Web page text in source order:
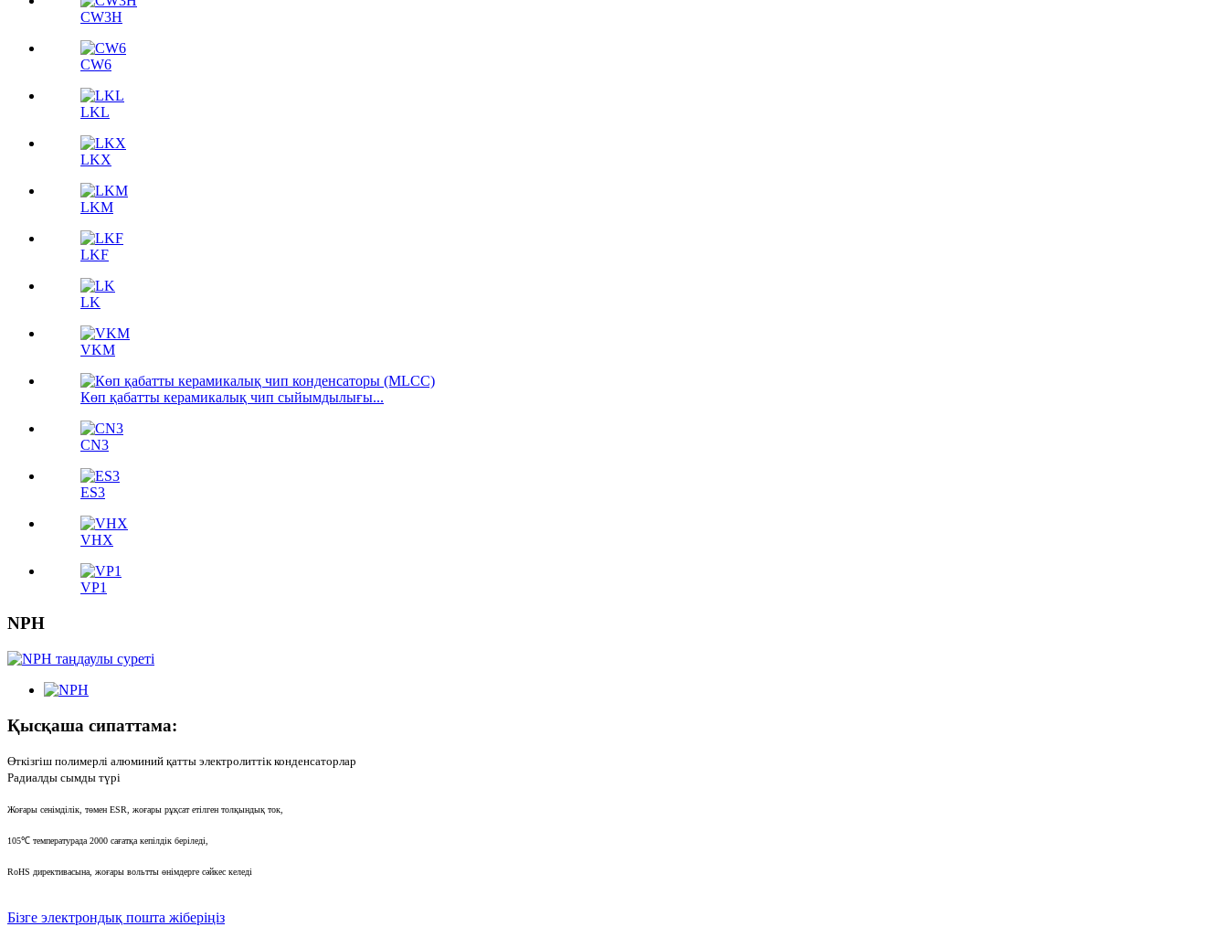
CW3H
CW6
LKL
LKX
LKM
LKF
LK
VKM
Көп қабатты керамикалық чип сыйымдылығы...
CN3
ES3
VHX
VP1
NPH
Қысқаша сипаттама:
Өткізгіш полимерлі алюминий қатты электролиттік конденсаторлар
Радиалды сымды түрі
Жоғары сенімділік, төмен ESR, жоғары рұқсат етілген толқындық ток,
105℃ температурада 2000 сағатқа кепілдік беріледі,
RoHS директивасына, жоғары вольтты өнімдерге сәйкес келеді
Бізге электрондық пошта жіберіңіз